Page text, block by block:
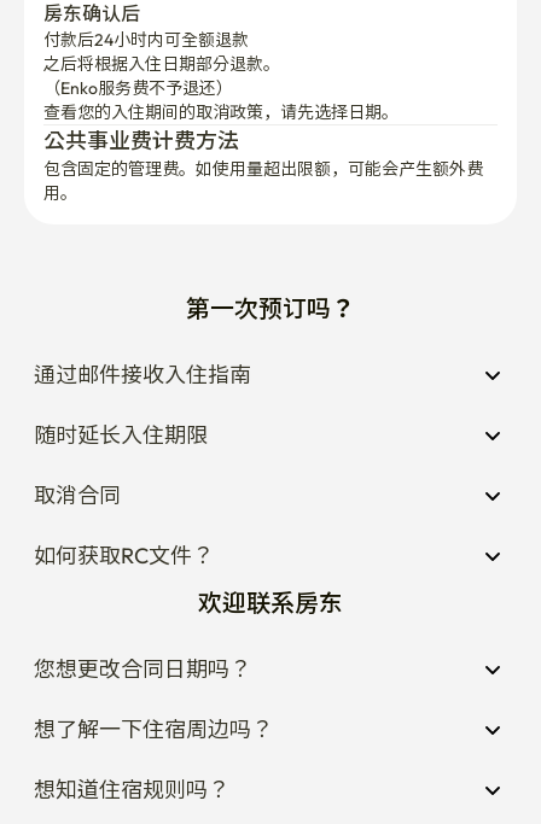
房东确认后
付款后24小时内可全额退款
之后将根据入住日期部分退款。
（Enko服务费不予退还）
查看您的入住期间的取消政策，请先选择日期。
公共事业费计费方法
包含固定的管理费。如使用量超出限额，可能会产生额外费
用。
第一次预订吗？
通过邮件接收入住指南
随时延长入住期限
取消合同
如何获取RC文件？
欢迎联系房东
您想更改合同日期吗？
想了解一下住宿周边吗？
想知道住宿规则吗？